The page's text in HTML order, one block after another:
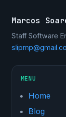
Marcos
Staff Software
MENU
Home
Blog